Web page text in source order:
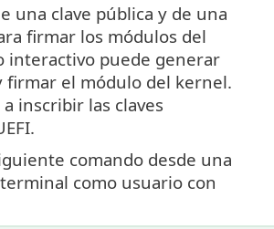
una clave pública y de una
firmar los módulos del
interactivo puede generar
firmar el módulo del kernel.
inscribir las claves
comando desde una
como usuario con